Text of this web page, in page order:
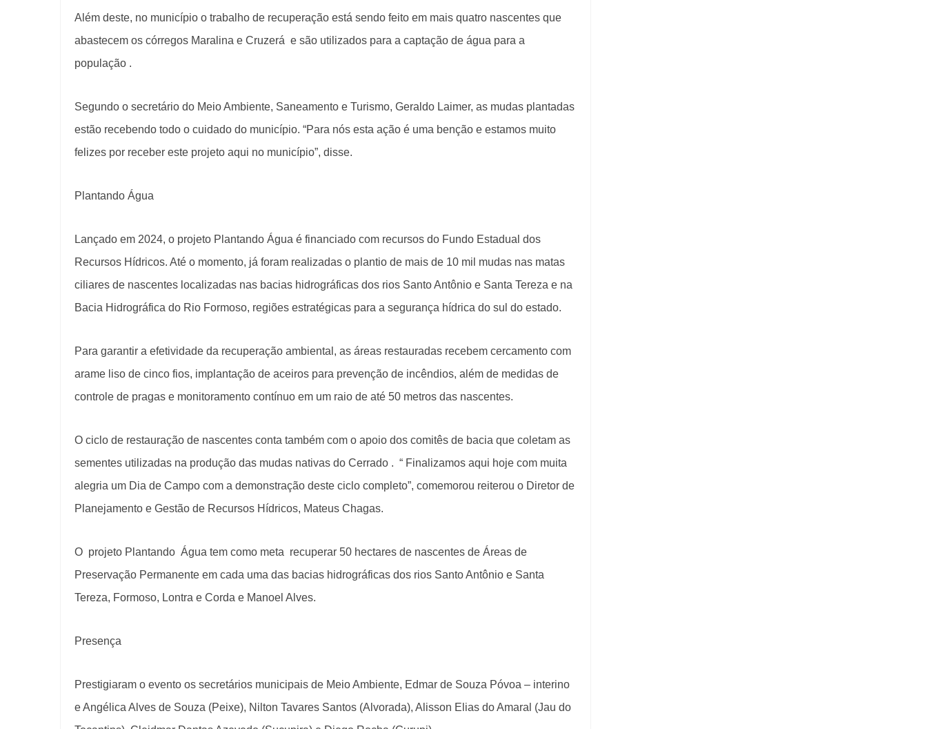
Além deste, no município o trabalho de recuperação está sendo feito em mais quatro nascentes que
abastecem os córregos Maralina e Cruzerá e são utilizados para a captação de água para a
população .
Segundo o secretário do Meio Ambiente, Saneamento e Turismo, Geraldo Laimer, as mudas plantadas
estão recebendo todo o cuidado do município. “Para nós esta ação é uma benção e estamos muito
felizes por receber este projeto aqui no município”, disse.
Plantando Água
Lançado em 2024, o projeto Plantando Água é financiado com recursos do Fundo Estadual dos
Recursos Hídricos. Até o momento, já foram realizadas o plantio de mais de 10 mil mudas nas matas
ciliares de nascentes localizadas nas bacias hidrográficas dos rios Santo Antônio e Santa Tereza e na
Bacia Hidrográfica do Rio Formoso, regiões estratégicas para a segurança hídrica do sul do estado.
Para garantir a efetividade da recuperação ambiental, as áreas restauradas recebem cercamento com
arame liso de cinco fios, implantação de aceiros para prevenção de incêndios, além de medidas de
controle de pragas e monitoramento contínuo em um raio de até 50 metros das nascentes.
O ciclo de restauração de nascentes conta também com o apoio dos comitês de bacia que coletam as
sementes utilizadas na produção das mudas nativas do Cerrado . “ Finalizamos aqui hoje com muita
alegria um Dia de Campo com a demonstração deste ciclo completo”, comemorou reiterou o Diretor de
Planejamento e Gestão de Recursos Hídricos, Mateus Chagas.
O projeto Plantando Água tem como meta recuperar 50 hectares de nascentes de Áreas de
Preservação Permanente em cada uma das bacias hidrográficas dos rios Santo Antônio e Santa
Tereza, Formoso, Lontra e Corda e Manoel Alves.
Presença
Prestigiaram o evento os secretários municipais de Meio Ambiente, Edmar de Souza Póvoa – interino
e Angélica Alves de Souza (Peixe), Nilton Tavares Santos (Alvorada), Alisson Elias do Amaral (Jau do